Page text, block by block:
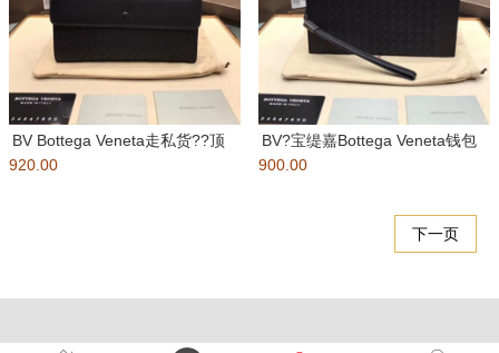
BV Bottega Veneta走私货??顶
级小牛皮纯手工
920.00
BV?宝缇嘉Bottega Veneta钱包
手包两用?遵循传
900.00
下一页